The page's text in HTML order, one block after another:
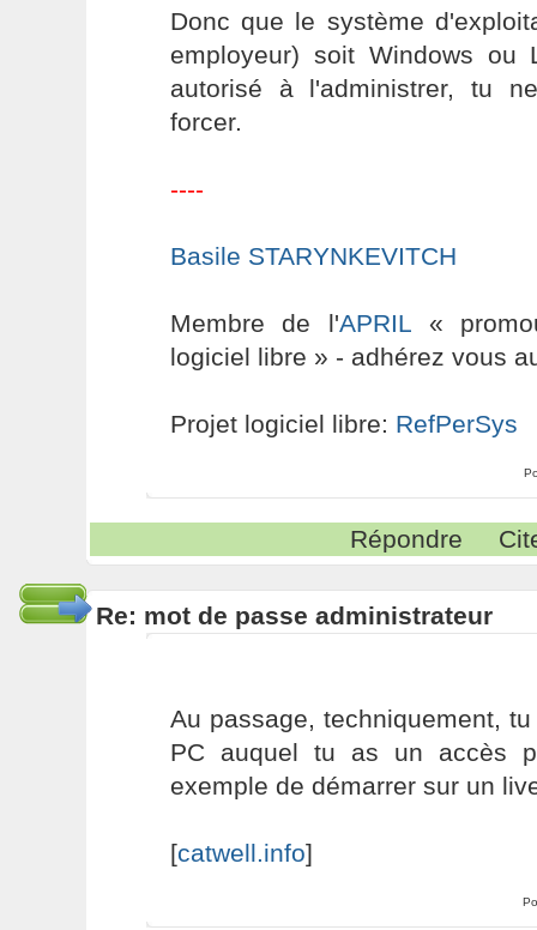
Donc que le système
employeur) soit Windows
autorisé à l'administrer, tu
forcer.
----
Basile STARYNKEVITCH
Membre de l'APRIL «
logiciel libre » - adhérez vous
Projet logiciel libre: RefPerSys
Répondre
Re: mot de passe administrateur
Au passage, techniquement,
PC auquel tu as un accès
exemple de démarrer sur un
[catwell.info]